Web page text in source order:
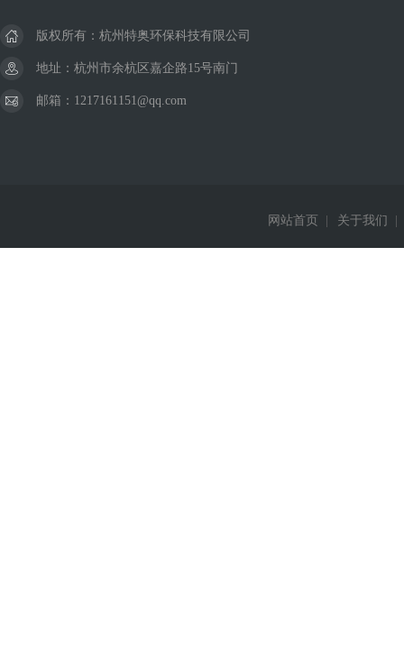
版权所有：杭州特奥环保科技有限公司
地址：杭州市余杭区嘉企路15号南门
邮箱：1217161151@qq.com
网站首页 关于我们